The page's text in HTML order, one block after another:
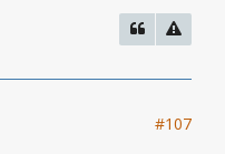
#107